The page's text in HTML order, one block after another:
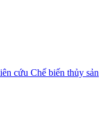
cứu Chế biến thủy sản